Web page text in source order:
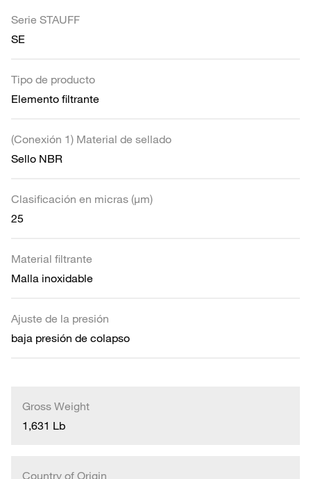
Serie STAUFF
SE
Tipo de producto
Elemento filtrante
(Conexión 1) Material de sellado
Sello NBR
Clasificación en micras (µm)
25
Material filtrante
Malla inoxidable
Ajuste de la presión
baja presión de colapso
Gross Weight
1,631 Lb
Country of Origin